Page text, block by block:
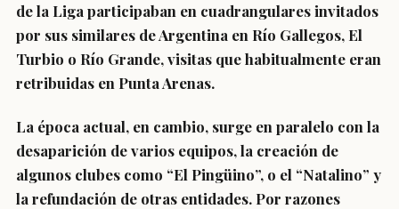
de la Liga participaban en cuadrangulares invitados
por sus similares de Argentina en Río Gallegos, El
Turbio o Río Grande, visitas que habitualmente eran
retribuidas en Punta Arenas.
La época actual, en cambio, surge en paralelo con la
desaparición de varios equipos, la creación de
algunos clubes como “El Pingüino”, o el “Natalino” y
la refundación de otras entidades. Por razones